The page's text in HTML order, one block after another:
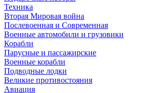
Техника
Вторая Мировая война
Послевоенная и Современная
Военные автомобили и грузовики
Корабли
Парусные и пассажирские
Военные корабли
Подводные лодки
Великие противостояния
Авиация